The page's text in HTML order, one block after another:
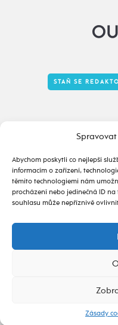
Abychom poskytli co nejlepší
informacím o zařízení,
těmito technologiemi nám
procházení nebo jedinečná ID
souhlasu může nepříznivě
Zásady
design od
STAŇ SE